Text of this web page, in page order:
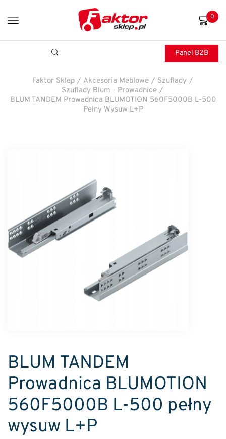
0
Panel B2B
Faktor Sklep / Akcesoria Meblowe / Szuflady /
Szuflady Blum - Prowadnice /
BLUM TANDEM Prowadnica BLUMOTION 560F5000B L-500
Pełny Wysuw L+P
BLUM TANDEM
Prowadnica BLUMOTION
560F5000B L-500 pełny
wysuw L+P